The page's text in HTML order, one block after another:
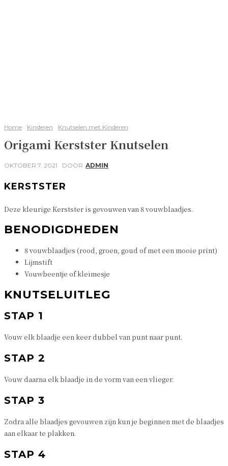
Home Kinderen Knutselen met Kinderen
Origami Kerstster Knutselen
OKTOBER 7, 2021 DOOR ADMIN
KERSTSTER
Deze kleurige Kerstster is gevouwen van 8 vouwblaadjes.
BENODIGDHEDEN
8 vouwblaadjes (rood, groen, goud of met een mooie print)
Lijmstift
Vouwbeentje of kleimesje
KNUTSELUITLEG
STAP 1
Vouw elk blaadje een keer dubbel van punt naar punt.
STAP 2
Vouw daarna elk blaadje in de vorm van een vlieger.
STAP 3
Zodra alle blaadjes gevouwen zijn kun je beginnen met de blaadjes
aan elkaar te plakken.
STAP 4